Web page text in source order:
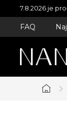
Přejít
na
obsah
7.8.2026 je
FAQ